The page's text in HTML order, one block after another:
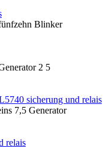
Blinker
2 5
sicherung und relais
7,5 Generator
relais